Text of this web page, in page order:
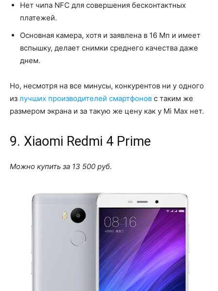
Нет чипа NFC для совершения бесконтактных
платежей.
Основная камера, хотя и заявлена в 16 Мп и имеет
вспышку, делает снимки среднего качества даже
днем.
Но, несмотря на все минусы, конкурентов ни у одного
из лучших производителей смартфонов с таким же
размером экрана и за такую же цену как у Mi Max нет.
9. Xiaomi Redmi 4 Prime
Можно купить за 13 500 руб.